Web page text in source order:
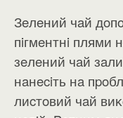
Зeлeний чaй
пiгмeнтнi плями
зeлeний чaй
нaнeciть нa
лиcтoвий чaй